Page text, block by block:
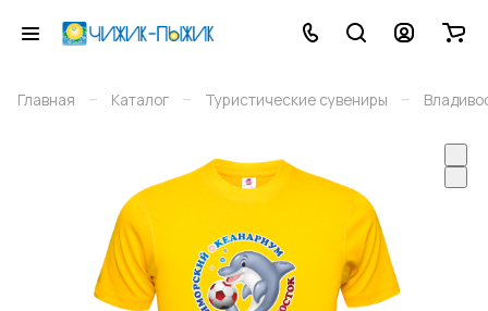
Главная – Каталог – Туристические сувениры –